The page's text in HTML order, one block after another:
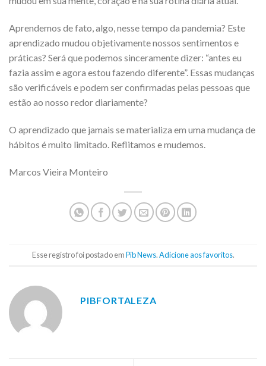
Aprendemos de fato, algo, nesse tempo da pandemia? Este
aprendizado mudou objetivamente nossos sentimentos e
práticas? Será que podemos sinceramente dizer: “antes eu
fazia assim e agora estou fazendo diferente”. Essas mudanças
são verificáveis e podem ser confirmadas pelas pessoas que
estão ao nosso redor diariamente?
O aprendizado que jamais se materializa em uma mudança de
hábitos é muito limitado. Reflitamos e mudemos.
Marcos Vieira Monteiro
Esse registro foi postado emPib News.Adicione aos favoritos.
PIBFORTALEZA